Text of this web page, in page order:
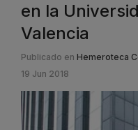
en la
Valencia
Publicado en Hemeroteca
19 Jun 2018